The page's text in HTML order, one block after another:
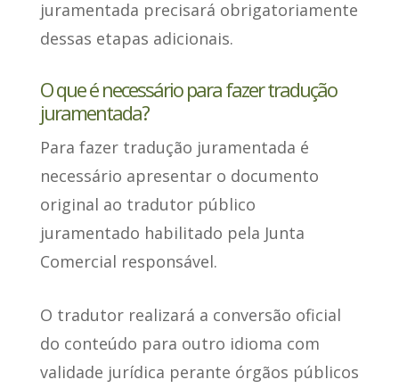
juramentada precisará obrigatoriamente
dessas etapas adicionais.
O que é necessário para fazer tradução
juramentada?
Para fazer tradução juramentada é
necessário apresentar o documento
original ao tradutor público
juramentado habilitado pela Junta
Comercial responsável.
O tradutor realizará a conversão oficial
do conteúdo para outro idioma com
validade jurídica perante órgãos públicos